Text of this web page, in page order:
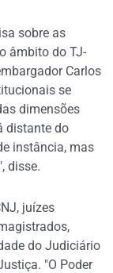
sobre as
âmbito do TJ-
Carlos
se
dimensões
distante do
instância, mas
disse.
juízes
do Judiciário
"O Poder